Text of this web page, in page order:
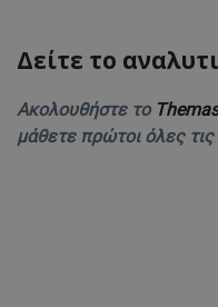
Δείτε το
Ακολουθήστε το
μάθετε πρώτοι όλες τις